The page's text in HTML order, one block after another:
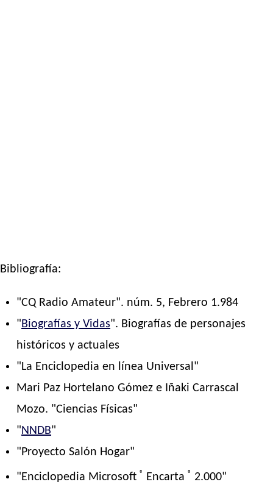
Bibliografía:
"CQ Radio Amateur". núm. 5, Febrero 1.984
"Biografías y Vidas". Biografías de personajes
históricos y actuales
"La Enciclopedia en línea Universal"
Mari Paz Hortelano Gómez e Iñaki Carrascal
Mozo. "Ciencias Físicas"
"NNDB"
"Proyecto Salón Hogar"
"Enciclopedia Microsoft ® Encarta ® 2.000"